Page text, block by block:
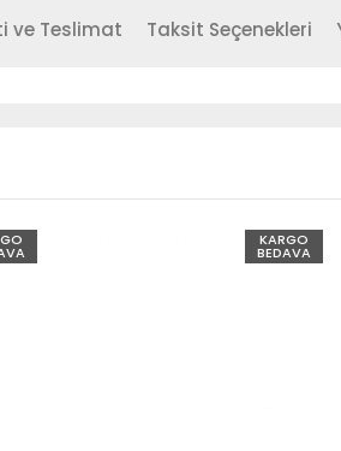
ve Teslimat Taksit Seçenekleri
KARGO
BEDAVA